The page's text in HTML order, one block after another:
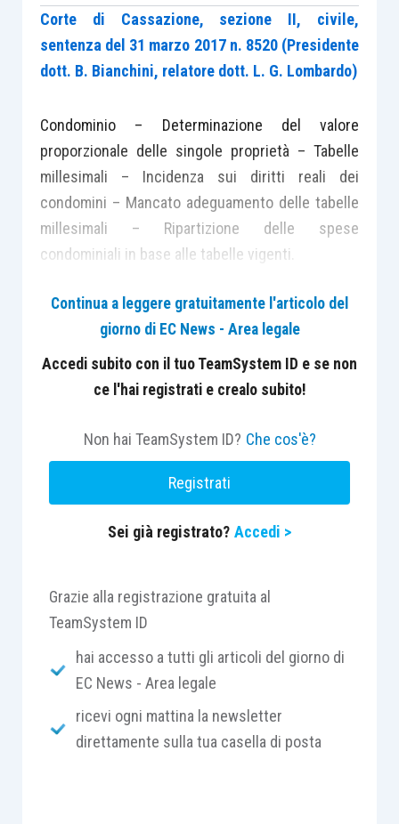
Corte di Cassazione, sezione II, civile,
sentenza del 31 marzo 2017 n. 8520 (Presidente
dott. B. Bianchini, relatore dott. L. G. Lombardo)
Condominio – Determinazione del valore
proporzionale delle singole proprietà – Tabelle
millesimali – Incidenza sui diritti reali dei
condomini – Mancato adeguamento delle tabelle
millesimali – Ripartizione delle spese
condominiali in base alle tabelle vigenti.
“In tema di condominio,le tabelle millesimali hanno
funzione accertativa e valutativa delle quote
condominiali, al fine di ripartire le relative spese e
stabilire la misura del diritto di partecipazione alla
spettanti a ciascun condomino.”
“In tema di condominio di edifici,
contrattuale non abbiano formato oggetto di
condomini, ovvero con sentenza del giudice ex art.
69 disp. att. c.c.,
immobiliari, la ripartizione delle spese condominiali
va effettuata in conformità alle tabelle stesse
la facoltà del condomino, richiesto del pagamento
della quota di pertinenza, di proporre domanda,
Continua a leggere gratuitamente l'articolo del
giorno di EC News - Area legale
Accedi subito con il tuo TeamSystem ID e se non
ce l'hai registrati e crealo subito!
Non hai TeamSystem ID? Che cos'è?
Registrati
Sei già registrato? Accedi >
Grazie alla registrazione gratuita al
TeamSystem ID
hai accesso a tutti gli articoli del giorno di
EC News - Area legale
ricevi ogni mattina la newsletter
direttamente sulla tua casella di posta